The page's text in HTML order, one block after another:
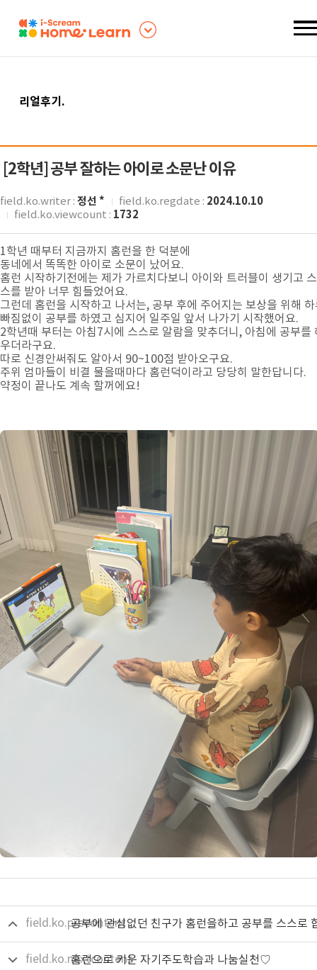
리얼후기 .
[2학년] 공부 잘하는 아이로 소문난 이유
field.ko.writer : 정선 * field.ko.regdate : 2024.10.10
field.ko.viewcount : 1732
1학년 때부터 지금까지 홈런을 한 덕분에
동네에서 똑똑한 아이로 소문이 났어요.
홈런 시작하기전에는 제가 가르치다보니 아이와 트러블이 생기고
스를 받아 너무 힘들었어요.
그런데 홈런을 시작하고 나서는, 공부 후에 주어지는 보상을 위해
빠짐없이 공부를 하였고 심지어 일주일 앞서 나가기 시작했어요.
2학년때 부터는 아침7시에 스스로 알람을 맞추더니, 아침에 공부를
우더라구요.
따로 신경안써줘도 알아서 90~100점 받아오구요.
주위 엄마들이 비결 물을때마다 홈런덕이라고 당당히 말한답니다.
약정이 끝나도 계속 할꺼에요!
field.ko.precontent
field.ko.nextcontent
홈런으로 키운 자기주도학습과 나눔실천♡